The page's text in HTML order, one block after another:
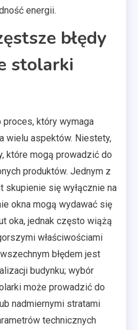
energii.
błędy
stolarki
który wymaga
wielu aspektów. Niestety,
które mogą prowadzić do
produktów. Jednym z
skupienie się wyłącznie na
okna mogą wydawać się
oka, jednak często wiążą
właściwościami
błędem jest
budynku; wybór
może prowadzić do
nadmiernymi stratami
technicznych